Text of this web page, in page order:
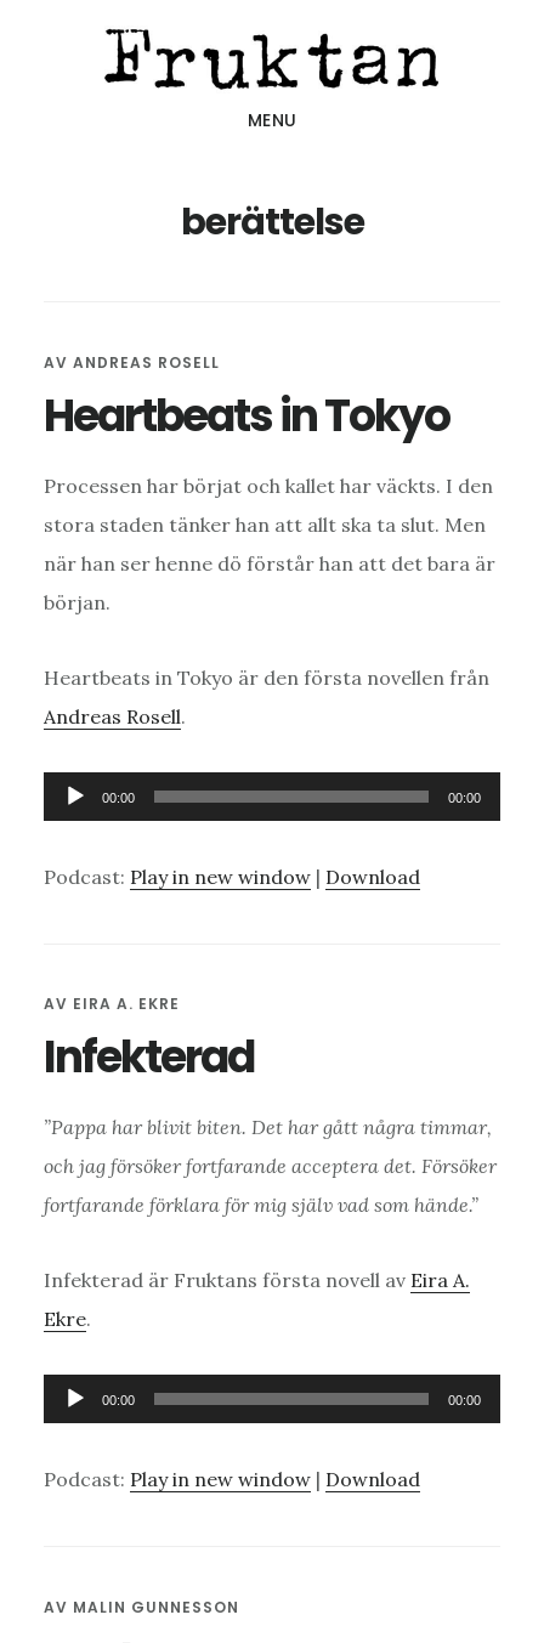
MENU
berättelse
AV ANDREAS ROSELL
Heartbeats in Tokyo
Processen har börjat och kallet har väckts. I den
stora staden tänker han att allt ska ta slut. Men
när han ser henne dö förstår han att det bara är
början.
Heartbeats in Tokyo är den första novellen från
Andreas Rosell.
Ljudspelare
00:00 00:00
Podcast: Play in new window| Download
AV EIRA A. EKRE
Infekterad
”Pappa har blivit biten. Det har gått några timmar,
och jag försöker fortfarande acceptera det. Försöker
fortfarande förklara för mig själv vad som hände.”
Infekterad är Fruktans första novell av Eira A.
Ekre.
Ljudspelare
00:00 00:00
Podcast: Play in new window| Download
AV MALIN GUNNESSON